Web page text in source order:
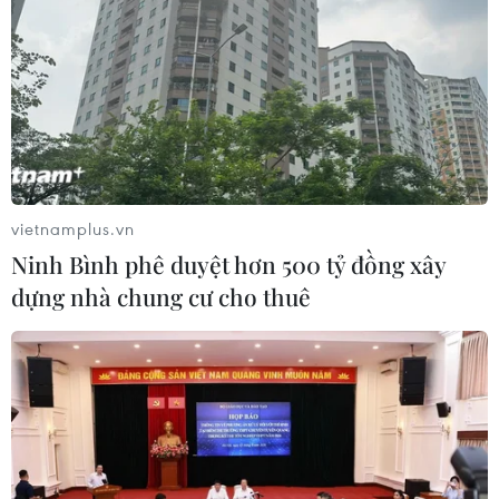
Theo dõi VietnamPlus
TIN LIÊN QUAN
vietnamplus.vn
Ninh Bình phê duyệt hơn 500 tỷ đồng xây
dựng nhà chung cư cho thuê